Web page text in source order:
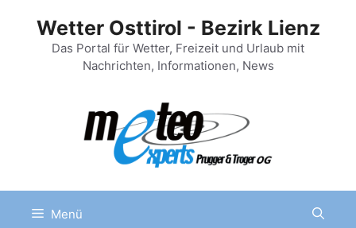
springen
Wetter Osttirol - Bezirk Lienz
Das Portal für Wetter, Freizeit und Urlaub mit
Nachrichten, Informationen, News
Menü